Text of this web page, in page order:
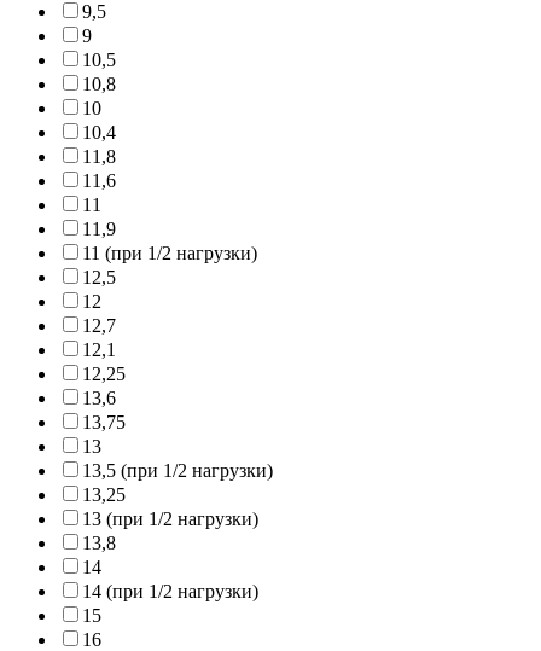
9,5
9
10,5
10,8
10
10,4
11,8
11,6
11
11,9
11 (при 1/2 нагрузки)
12,5
12
12,7
12,1
12,25
13,6
13,75
13
13,5 (при 1/2 нагрузки)
13,25
13 (при 1/2 нагрузки)
13,8
14
14 (при 1/2 нагрузки)
15
16